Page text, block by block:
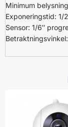
Minimum
Exponeringstid: 1/
Sensor: 1/6″
Betraktningsvinkel: